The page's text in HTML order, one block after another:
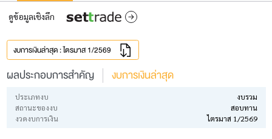
ดูข้อมูลเชิงลึก
งบการเงินล่าสุด : ไตรมาส 1/2569
ผลประกอบการสำคัญ งบการเงินล่าสุด
ประเภทงบ
งบรวม
สถานะของงบ
สอบทาน
งวดงบการเงิน
ไตรมาส 1/2569